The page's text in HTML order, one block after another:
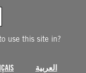
use this site in?
العربية